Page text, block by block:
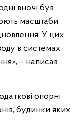
вночі був
масштаби
У цих
в системах
– написав
опорні
будинки яких